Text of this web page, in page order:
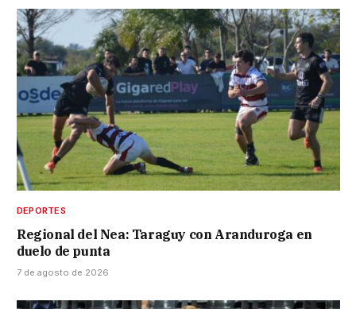
DEPORTES
Regional del Nea: Taraguy con Aranduroga en
duelo de punta
7 de agosto de 2026